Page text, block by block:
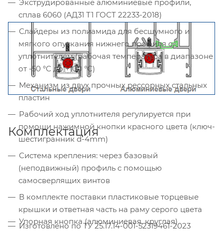
Экструдированные алюминиевые профили,
сплав 6060 (АД31 Т1 ГОСТ 22233-2018)
Слайдеры из полиамида для бесшумного и
мягкого опускания нижнего профиля с
уплотнителем (рабочая температура в диапазоне
от -50 °С до +100 °С)
Механизм из двух прочных рессорных стальных
пластин
Рабочий ход уплотнителя регулируется при
помощи нажимной кнопки красного цвета (ключ-
шестигранник d-4mm)
Система крепления: через базовый
(неподвижный) профиль с помощью
самосверлящих винтов
В комплекте поставки пластиковые торцевые
крышки и ответная часть на раму серого цвета
Изготовлено по ТУ 25.17.14-001-52319461-2023
Комплектация
Упорная кнопка (алюминиевая, круглая)